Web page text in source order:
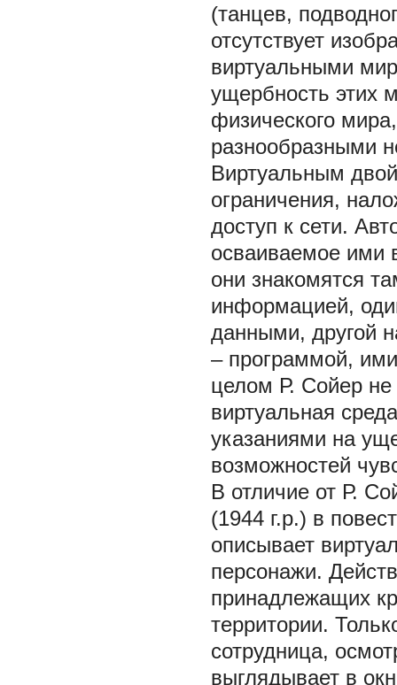
(танцев,
отсутствует
виртуальными
ущербность этих
физического
разнообразными
Виртуальным
ограничения,
доступ к сети.
осваиваемое ими
они знакомятся
информацией,
данными, другой
– программой,
целом Р. Сойер не
виртуальная
указаниями на
возможностей
В отличие от Р.
(1944 г.р.) в
описывает
персонажи.
принадлежащих
территории.
сотрудница,
выглядывает в